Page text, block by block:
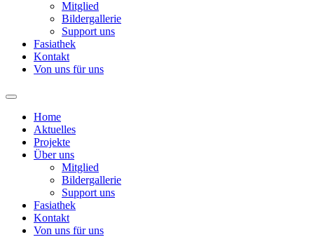
Mitglied
Bildergallerie
Support uns
Fasiathek
Kontakt
Von uns für uns
Home
Aktuelles
Projekte
Über uns
Mitglied
Bildergallerie
Support uns
Fasiathek
Kontakt
Von uns für uns